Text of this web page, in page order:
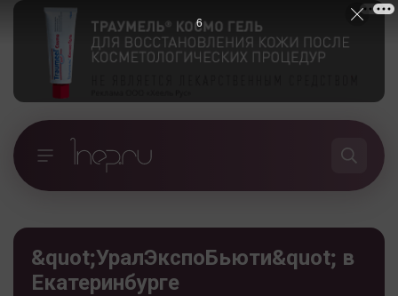
&quot;УралЭкспоБьюти&quot; в
Екатеринбурге
5